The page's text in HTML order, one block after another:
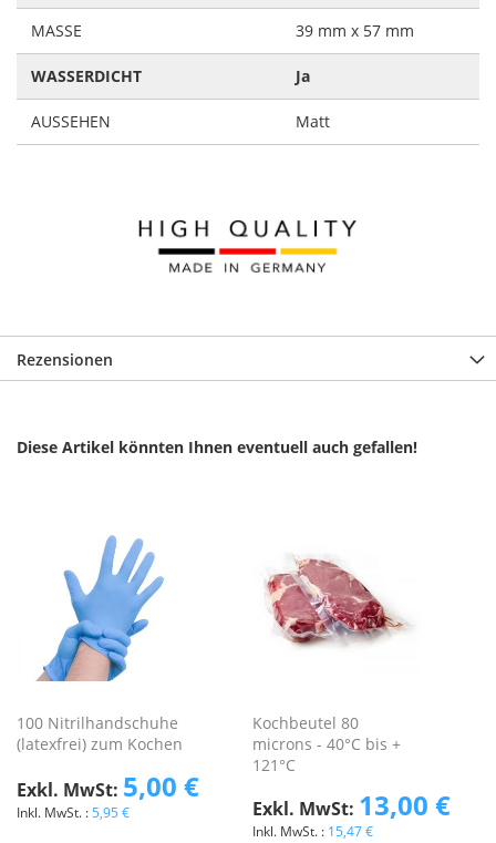
MASSE 39 mm x 57 mm
WASSERDICHT Ja
AUSSEHEN Matt
Rezensionen
Diese Artikel könnten Ihnen eventuell auch gefallen!
100 Nitrilhandschuhe
(latexfrei) zum Kochen
5,95 €
5,00 €
Kochbeutel 80
microns - 40°C bis +
121°C
15,47 €
13,00 €